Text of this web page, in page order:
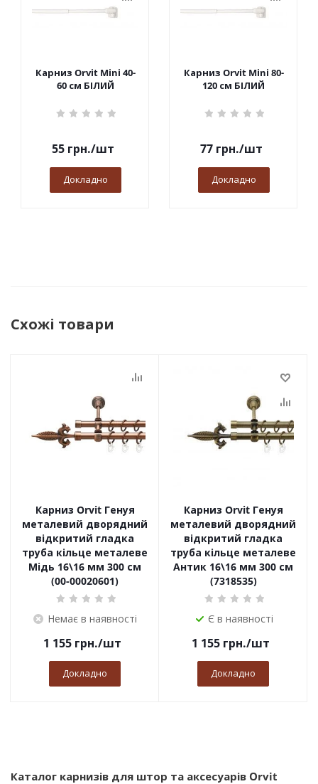
Карниз Orvit Mini 40-
60 см БІЛИЙ
55грн./шт
Докладно
Карниз Orvit Mini 80-
120 см БІЛИЙ
77грн./шт
Докладно
Схожі товари
Карниз Orvit Генуя
металевий дворядний
відкритий гладка
труба кільце металеве
Мідь 16\16 мм 300 см
(00-00020601)
Немає в наявності
1 155 грн./шт
Докладно
Карниз Orvit Генуя
металевий дворядний
відкритий гладка
труба кільце металеве
Антик 16\16 мм 300 см
(7318535)
Є в наявності
1 155 грн./шт
Докладно
Каталог карнизів для штор та аксесуарів Orvit